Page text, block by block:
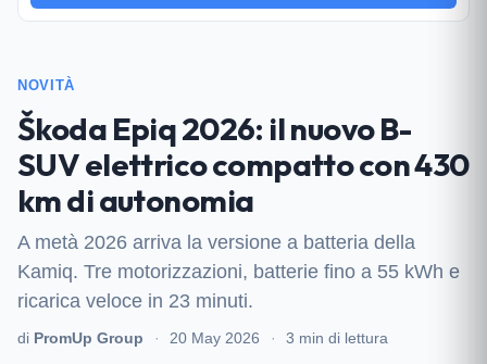
NOVITÀ
Škoda Epiq 2026: il nuovo B-
SUV elettrico compatto con 430
km di autonomia
A metà 2026 arriva la versione a batteria della
Kamiq. Tre motorizzazioni, batterie fino a 55 kWh e
ricarica veloce in 23 minuti.
di PromUp Group · 20 May 2026 · 3 min di lettura